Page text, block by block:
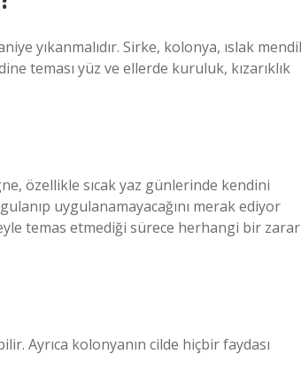
yıkanmalıdır. Sirke, kolonya, ıslak
teması yüz ve ellerde kuruluk, kızarıklık
özellikle sıcak yaz günlerinde kendini
uygulanamayacağını merak ediyor
temas etmediği sürece herhangi bir
Ayrıca kolonyanın cilde hiçbir faydası